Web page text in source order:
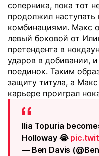
соперника, пока тот
продолжил
комбинациями. Макс
левый боковой от
претендента в
ударов в добивании,
поединок. Таким
защиту титула, а
карьере проиграл
Ilia Topuria
Holloway 😭
— Ben Davis